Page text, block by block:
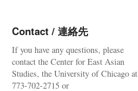
Contact / 連絡先
If you have any questions, please
contact the Center for East Asian
Studies, the University of Chicago at
773-702-2715 or